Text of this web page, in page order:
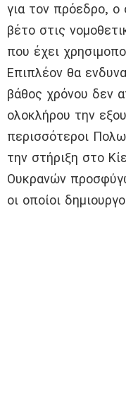
για τον πρόεδρο, ο
βέτο στις
που έχει
Επιπλέον θα
βάθος χρόνου δεν
ολοκλήρου την
περισσότεροι
την στήριξη στο
Ουκρανών
οι οποίοι